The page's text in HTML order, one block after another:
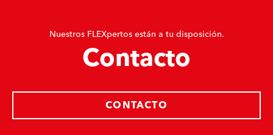
Nuestros FLEXpertos están a tu disposición.
Contacto
CONTACTO